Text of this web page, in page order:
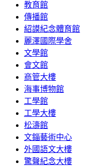
教育館
傳播館
紹謨紀念體育館
麗澤國際學舍
文學館
會文館
商管大樓
海事博物館
工學館
工學大樓
松濤館
文錙藝術中心
外國語文大樓
驚聲紀念大樓